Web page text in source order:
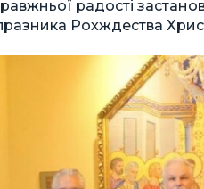
радості
Рохждества